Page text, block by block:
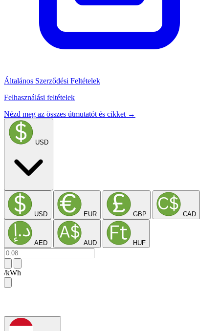
Általános Szerződési Feltételek
Felhasználási feltételek
Nézd meg az összes útmutatót és cikket →
USD
USD EUR GBP CAD
AED AUD HUF
/kWh